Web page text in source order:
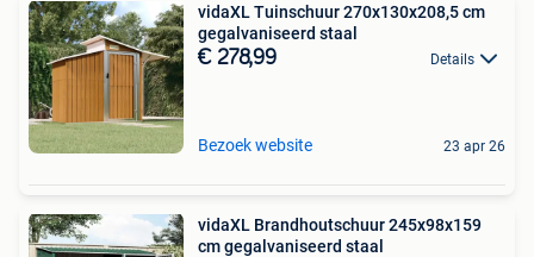
vidaXL Tuinschuur 270x130x208,5 cm
gegalvaniseerd staal
€ 278,99 Details
Bezoek website 23 apr 26
vidaXL Brandhoutschuur 245x98x159
cm gegalvaniseerd staal